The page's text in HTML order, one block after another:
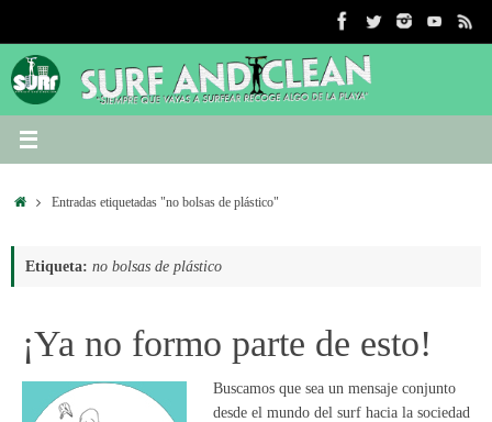
contenido
InicioEntradas etiquetadas "no bolsas de plástico"
Etiqueta: no bolsas de plástico
¡Ya no formo parte de esto!
Buscamos que sea un mensaje conjunto
desde el mundo del surf hacia la sociedad